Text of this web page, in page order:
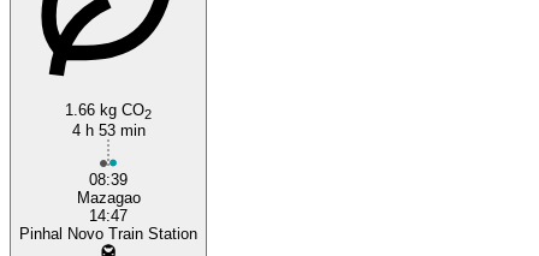
1.66 kg CO2
4 h 53 min
08:39
Mazagao
14:47
Pinhal Novo Train Station